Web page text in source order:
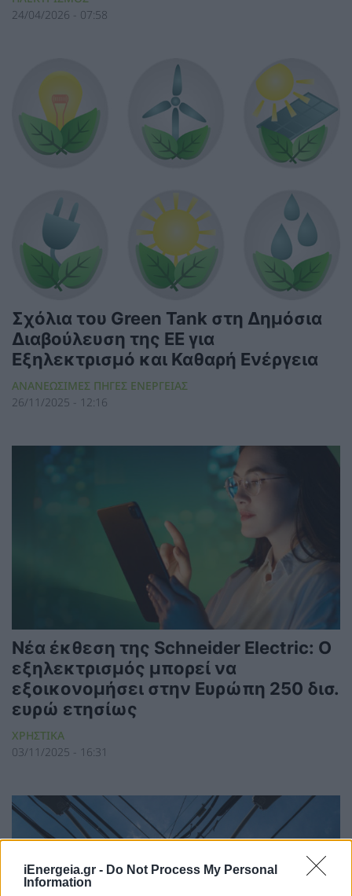
iEnergeia.gr - Do Not Process My Personal
Information
24/04/2026 - 07:58
Σχόλια του Green Tank στη Δημόσια
Διαβούλευση της ΕΕ για
Εξηλεκτρισμό και Καθαρή Ενέργεια
ΑΝΑΝΕΩΣΙΜΕΣ ΠΗΓΕΣ ΕΝΕΡΓΕΙΑΣ
26/11/2025 - 12:16
Νέα έκθεση της Schneider Electric: Ο
εξηλεκτρισμός μπορεί να
εξοικονομήσει στην Ευρώπη 250 δισ.
ευρώ ετησίως
ΧΡΗΣΤΙΚΑ
03/11/2025 - 16:31